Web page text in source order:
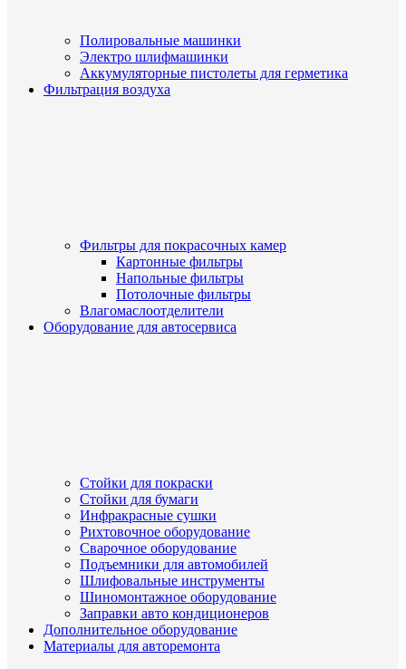
Полировальные машинки
Электро шлифмашинки
Аккумуляторные пистолеты для герметика
Фильтрация воздуха
Фильтры для покрасочных камер
Картонные фильтры
Напольные фильтры
Потолочные фильтры
Влагомаслоотделители
Оборудование для автосервиса
Стойки для покраски
Стойки для бумаги
Инфракрасные сушки
Рихтовочное оборудование
Сварочное оборудование
Подъемники для автомобилей
Шлифовальные инструменты
Шиномонтажное оборудование
Заправки авто кондиционеров
Дополнительное оборудование
Материалы для авторемонта